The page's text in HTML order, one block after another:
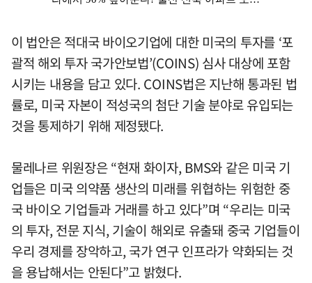
이 법안은 적대국 바이오기업에 대한 미국의 투자를 ‘포
괄적 해외 투자 국가안보법’(COINS) 심사 대상에 포함
시키는 내용을 담고 있다. COINS법은 지난해 통과된 법
률로, 미국 자본이 적성국의 첨단 기술 분야로 유입되는
것을 통제하기 위해 제정됐다.
물레나르 위원장은 “현재 화이자, BMS와 같은 미국 기
업들은 미국 의약품 생산의 미래를 위협하는 위험한 중
국 바이오 기업들과 거래를 하고 있다”며 “우리는 미국
의 투자, 전문 지식, 기술이 해외로 유출돼 중국 기업들이
우리 경제를 장악하고, 국가 연구 인프라가 약화되는 것
을 용납해서는 안된다”고 밝혔다.